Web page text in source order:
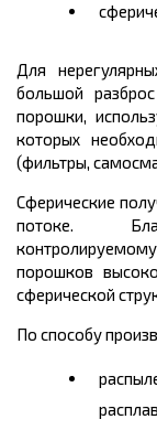
Для
большой
порошки,
которых
(фильтры,
Сферические
потоке.
порошков
сферической
По способу